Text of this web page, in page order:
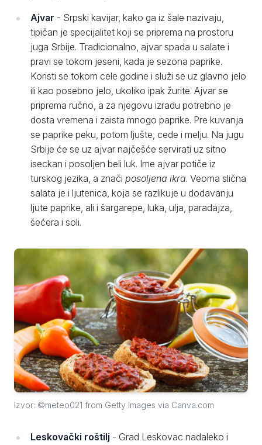
Ajvar - Srpski kavijar, kako ga iz šale nazivaju,
tipičan je specijalitet koji se priprema na prostoru
juga Srbije. Tradicionalno, ajvar spada u salate i
pravi se tokom jeseni, kada je sezona paprike.
Koristi se tokom cele godine i služi se uz glavno jelo
ili kao posebno jelo, ukoliko ipak žurite. Ajvar se
priprema ručno, a za njegovu izradu potrebno je
dosta vremena i zaista mnogo paprike. Pre kuvanja
se paprike peku, potom ljušte, cede i melju. Na jugu
Srbije će se uz ajvar najčešće servirati uz sitno
iseckan i posoljen beli luk. Ime ajvar potiče iz
turskog jezika, a znači posoljena ikra. Veoma slična
salata je i ljutenica, koja se razlikuje u dodavanju
ljute paprike, ali i šargarepe, luka, ulja, paradajza,
šećera i soli.
Izvor: ©meteo021 from Getty Images via Canva.com
Leskovački roštilj - Grad Leskovac nadaleko i